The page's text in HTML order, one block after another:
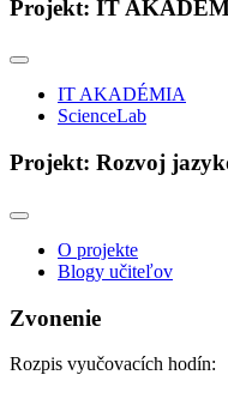
Projekt: IT
IT AKADÉMIA
ScienceLab
Projekt: Rozvoj
O projekte
Blogy učiteľov
Zvonenie
Rozpis vyučovacích hodín: